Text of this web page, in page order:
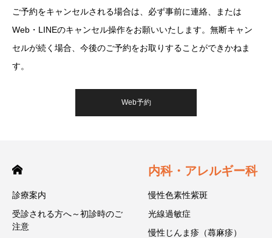
ご予約をキャンセルされる場合は、必ず事前に連絡、または
Web・LINEのキャンセル操作をお願いいたします。無断キャン
セルが続く場合、今後のご予約をお取りすることができかねま
す。
Web予約
診療案内
受診される方へ～初診時のご
注意
内科・アレルギー科
慢性色素性紫斑
光線過敏症
慢性じんま疹（蕁麻疹）